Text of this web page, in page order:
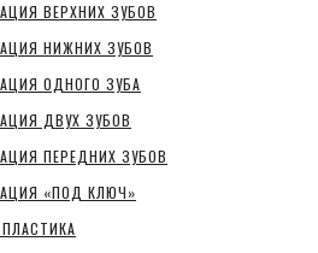
ВЕРХНИХ ЗУБОВ
НИЖНИХ ЗУБОВ
ОДНОГО ЗУБА
ДВУХ ЗУБОВ
ПЕРЕДНИХ ЗУБОВ
«ПОД КЛЮЧ»